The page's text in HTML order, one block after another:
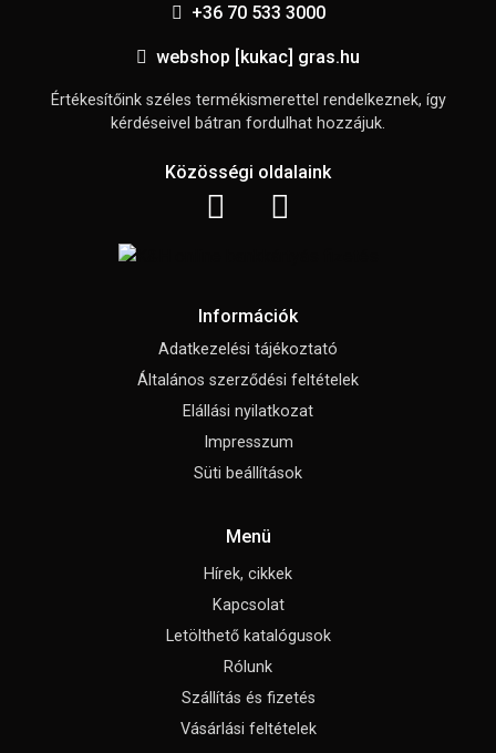
+36 70 533 3000
webshop [kukac] gras.hu
Értékesítőink széles termékismerettel rendelkeznek, így
kérdéseivel bátran fordulhat hozzájuk.
Közösségi oldalaink
Információk
Adatkezelési tájékoztató
Általános szerződési feltételek
Elállási nyilatkozat
Impresszum
Süti beállítások
Menü
Hírek, cikkek
Kapcsolat
Letölthető katalógusok
Rólunk
Szállítás és fizetés
Vásárlási feltételek